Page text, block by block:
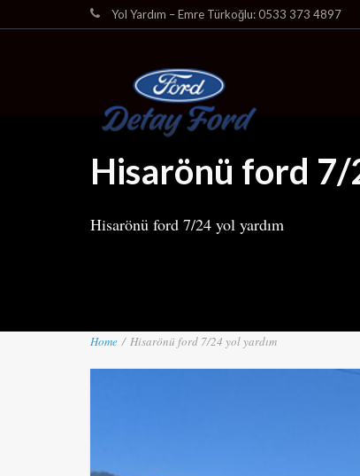
Yol Yardım – Emre Türkoğlu: 0533 373 4897
Hisarönü ford 7/
Hisarönü ford 7/24 yol yardım
Home / Hisarönü ford 7/24 yol yardım